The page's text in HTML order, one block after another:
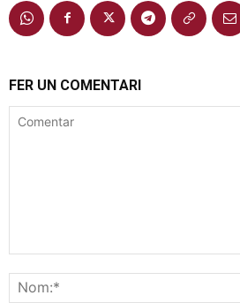
FER UN COMENTARI